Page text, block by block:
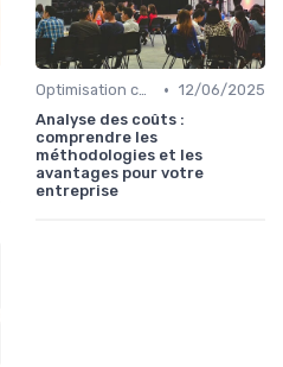
Optimisation coûts • 12/06/2025
Analyse des coûts :
comprendre les
méthodologies et les
avantages pour votre
entreprise